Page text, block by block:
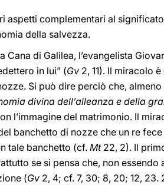
aspetti complementari al
della salvezza.
di Galilea, l’evangelista
in lui” (Gv 2, 11). Il miracolo
Si può dire perciò che, almeno
divina dell’alleanza e della
l’immagine del matrimonio. Il
banchetto di nozze che un re
tale banchetto (cf. Mt22, 2). Il
se si pensa che, non essendo
(Gv 2, 4; cf. 7, 30; 8, 20; 12, 23.